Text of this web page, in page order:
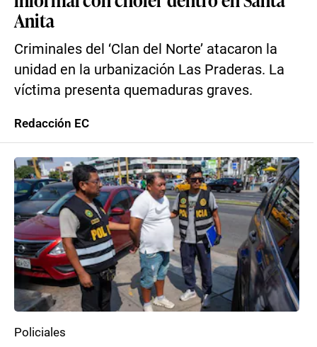
Anita
Criminales del ‘Clan del Norte’ atacaron la
unidad en la urbanización Las Praderas. La
víctima presenta quemaduras graves.
Redacción EC
Policiales